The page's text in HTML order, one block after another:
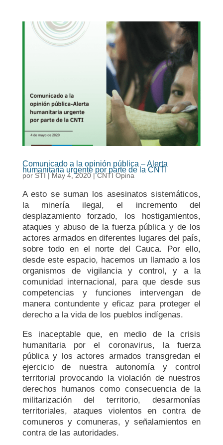
Comunicado a la opinión pública – Alerta
humanitaria urgente por parte de la CNTI
porSTI|May 4, 2020|CNTI Opina
A esto se suman los asesinatos sistemáticos,
la minería ilegal, el incremento del
desplazamiento forzado, los hostigamientos,
ataques y abuso de la fuerza pública y de los
actores armados en diferentes lugares del país,
sobre todo en el norte del Cauca. Por ello,
desde este espacio, hacemos un llamado a los
organismos de vigilancia y control, y a la
comunidad internacional, para que desde sus
competencias y funciones intervengan de
manera contundente y eficaz para proteger el
derecho a la vida de los pueblos indígenas.
Es inaceptable que, en medio de la crisis
humanitaria por el coronavirus, la fuerza
pública y los actores armados transgredan el
ejercicio de nuestra autonomía y control
territorial provocando la violación de nuestros
derechos humanos como consecuencia de la
militarización del territorio, desarmonías
territoriales, ataques violentos en contra de
comuneros y comuneras, y señalamientos en
contra de las autoridades.